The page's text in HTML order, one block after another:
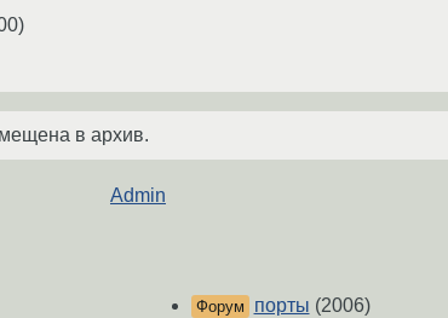
)
в архив.
Admin
Форум порты (2006)